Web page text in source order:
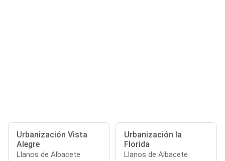
Urbanización Vista
Alegre
Llanos de Albacete
Urbanización la
Florida
Llanos de Albacete